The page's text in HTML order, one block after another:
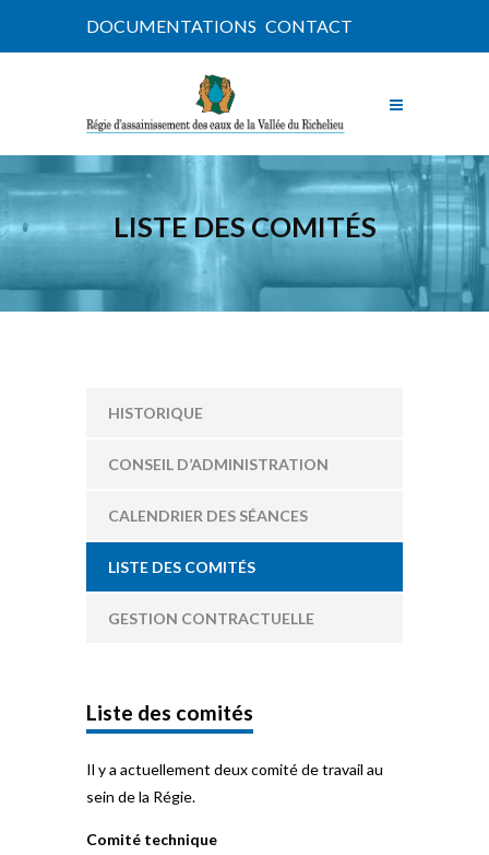
DOCUMENTATIONS CONTACT
LISTE DES COMITÉS
HISTORIQUE
CONSEIL D’ADMINISTRATION
CALENDRIER DES SÉANCES
LISTE DES COMITÉS
GESTION CONTRACTUELLE
Liste des comités
Il y a actuellement deux comité de travail au
sein de la Régie.
Comité technique